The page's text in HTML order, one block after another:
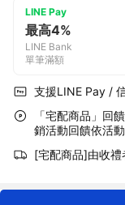
LINE Pay
最高4%
LINE Bank
單筆滿額
支援LINE Pay /
「宅配商品」回
銷活動回饋依活
[宅配商品]由收禮